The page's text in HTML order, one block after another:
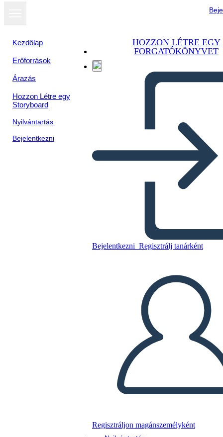
Kezdőlap
Erőforrások
Árazás
Hozzon Létre egy
Storyboard
Nyilvántartás
Bejelentkezni
HOZZON LÉTRE EGY
FORGATÓKÖNYVET
Bejelentkezni Regisztrálj tanárként
Regisztráljon magánszemélyként
סיפורי קנטרברי - מפת תווים
עבור "הפרולוג הכללי"
Másolja ezt a forgatókönyvet
KÉSZÍTSEN EGY STORYBOARDOT
DIAVETÍTÉS LEJÁTSZÁSA
OLVASS NEKEM